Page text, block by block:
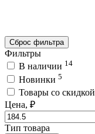
Сброс фильтра
Фильтры
В наличии 14
Новинки 5
Товары со скидкой
Цена, ₽
Тип товара